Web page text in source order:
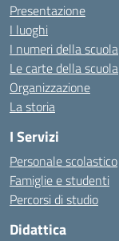
Presentazione
I luoghi
I numeri della scuola
Le carte della scuola
Organizzazione
La storia
I Servizi
Personale scolastico
Famiglie e studenti
Percorsi di studio
Didattica